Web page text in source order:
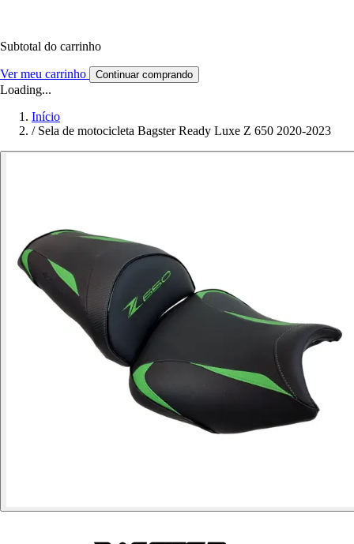
Subtotal do carrinho
Ver meu carrinho Continuar comprando
Loading...
Início
/ Sela de motocicleta Bagster Ready Luxe Z 650 2020-2023